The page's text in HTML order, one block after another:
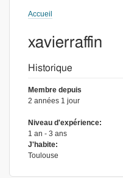
Vous êtes ici
Accueil
xavierraffin
Historique
Membre depuis
2 années 1 jour
Niveau d'expérience:
1 an - 3 ans
J'habite:
Toulouse